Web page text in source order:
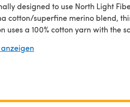
designed to use North Light
cotton/superfine merino blend,
uses a 100% cotton yarn with the